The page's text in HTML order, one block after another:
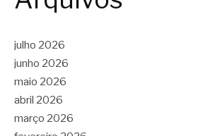
julho 2026
junho 2026
maio 2026
abril 2026
março 2026